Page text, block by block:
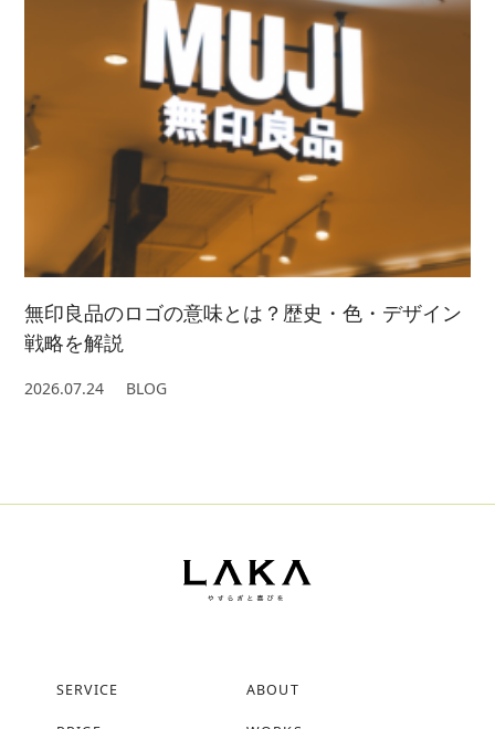
無印良品のロゴの意味とは？歴史・色・デザイン
戦略を解説
2026.07.24 BLOG
SERVICE ABOUT